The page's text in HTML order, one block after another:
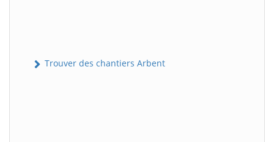
Trouver des chantiers Arbent